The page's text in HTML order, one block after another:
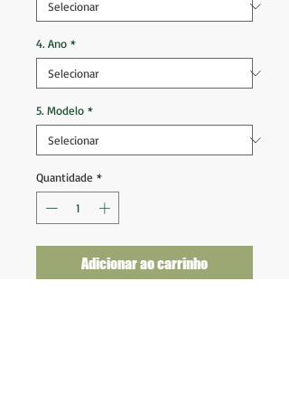
4. Ano *
5. Modelo *
Quantidade *
Adicionar ao carrinho